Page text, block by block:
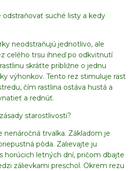
odstraňovať suché listy a kedy
neodstraňujú jednotlivo, ale
celého trsu ihneď po odkvitnutí
skráťte približne o jednu
výhonkov. Tento rez stimuluje rast
čím rastlina ostáva hustá a
a rednúť.
starostlivosti?
nenáročná trvalka. Základom je
pôda. Zalievajte ju
horúcich letných dní, pričom dbajte
zálievkami preschol. Okrem rezu